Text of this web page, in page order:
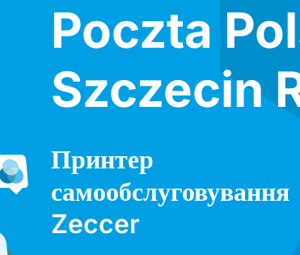
Poczta
Szczecin
Принтер
самообслуговування
Zeccer